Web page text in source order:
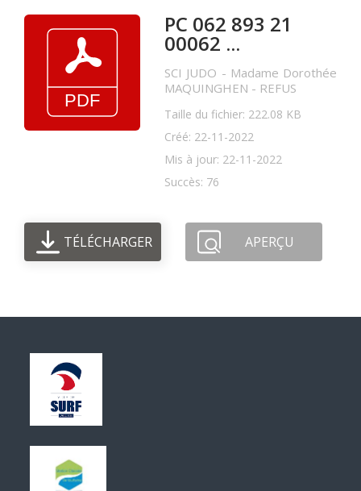
PC 062 893 21
00062 ...
SCI JUDO - Madame Dorothée
MAQUINGHEN - REFUS
Taille du fichier: 222.08 KB
Créé: 22-11-2022
Mis à jour: 22-11-2022
Succès: 76
TÉLÉCHARGER APERÇU